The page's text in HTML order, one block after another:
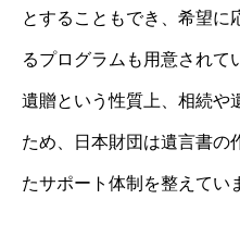
とすることもでき、希望に
るプログラムも用意されて
遺贈という性質上、相続や
ため、日本財団は遺言書の
たサポート体制を整えてい